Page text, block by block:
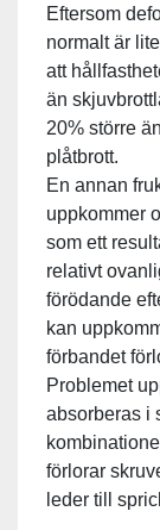
Eftersom
normalt är
att
än
20% större
plåtbrott.
En annan
uppkommer
som ett
relativt
förödande
kan
förbandet
Problemet
absorberas i
förlorar
leder till